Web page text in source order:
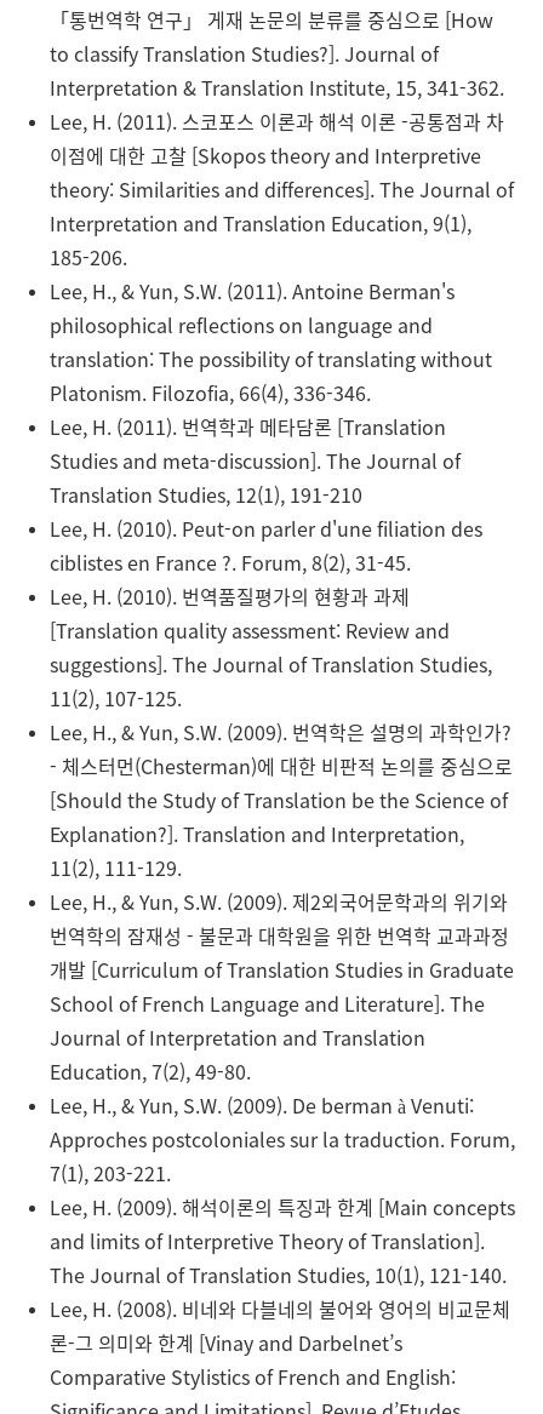
「통번역학 연구」 게재 논문의 분류를 중심으로 [How
to classify Translation Studies?]. Journal of
Interpretation & Translation Institute, 15, 341-362.
Lee, H. (2011). 스코포스 이론과 해석 이론 -공통점과 차
이점에 대한 고찰 [Skopos theory and Interpretive
theory: Similarities and differences]. The Journal of
Interpretation and Translation Education, 9(1),
185-206.
Lee, H., & Yun, S.W. (2011). Antoine Berman's
philosophical reflections on language and
translation: The possibility of translating without
Platonism. Filozofia, 66(4), 336-346.
Lee, H. (2011). 번역학과 메타담론 [Translation
Studies and meta-discussion]. The Journal of
Translation Studies, 12(1), 191-210
Lee, H. (2010). Peut-on parler d'une filiation des
ciblistes en France ?. Forum, 8(2), 31-45.
Lee, H. (2010). 번역품질평가의 현황과 과제
[Translation quality assessment: Review and
suggestions]. The Journal of Translation Studies,
11(2), 107-125.
Lee, H., & Yun, S.W. (2009). 번역학은 설명의 과학인가?
- 체스터먼(Chesterman)에 대한 비판적 논의를 중심으로
[Should the Study of Translation be the Science of
Explanation?]. Translation and Interpretation,
11(2), 111-129.
Lee, H., & Yun, S.W. (2009). 제2외국어문학과의 위기와
번역학의 잠재성 - 불문과 대학원을 위한 번역학 교과과정
개발 [Curriculum of Translation Studies in Graduate
School of French Language and Literature]. The
Journal of Interpretation and Translation
Education, 7(2), 49-80.
Lee, H., & Yun, S.W. (2009). De berman à Venuti:
Approches postcoloniales sur la traduction. Forum,
7(1), 203-221.
Lee, H. (2009). 해석이론의 특징과 한계 [Main concepts
and limits of Interpretive Theory of Translation].
The Journal of Translation Studies, 10(1), 121-140.
Lee, H. (2008). 비네와 다블네의 불어와 영어의 비교문체
론-그 의미와 한계 [Vinay and Darbelnet’s
Comparative Stylistics of French and English: